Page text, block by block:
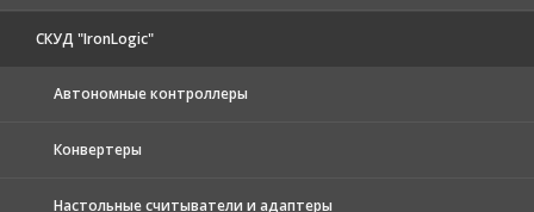
СКУД "IronLogic"
Автономные контроллеры
Конвертеры
Настольные считыватели и адаптеры